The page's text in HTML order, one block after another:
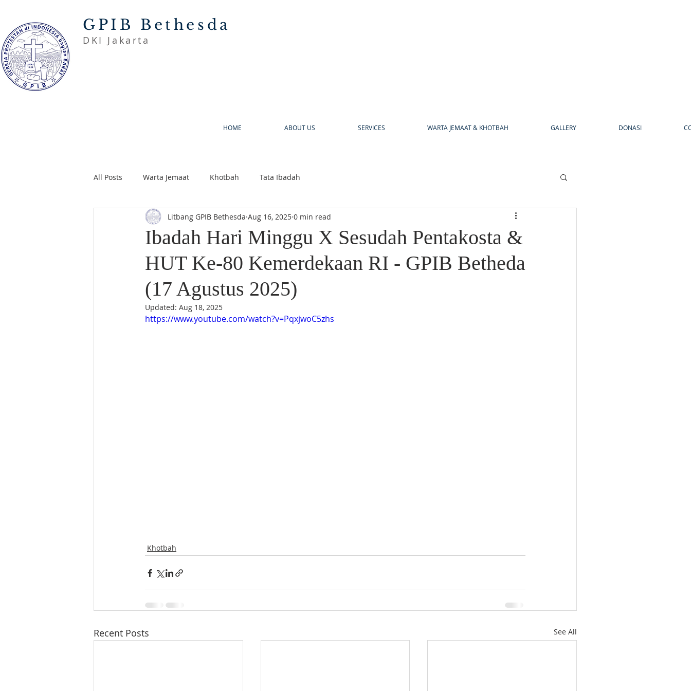
GPIB Bethesda
DKI Jakarta
HOME ABOUT US SERVICES WARTA JEMAAT & KHOTBAH GALLERY DONASI
All Posts Warta Jemaat Khotbah Tata Ibadah
Ibadah Hari Minggu X Sesudah Pentakosta &
HUT Ke-80 Kemerdekaan RI - GPIB Betheda
(17 Agustus 2025)
Litbang GPIB Bethesda Aug 16, 2025 0 min read
Updated: Aug 18, 2025
https://www.youtube.com/watch?v=PqxjwoC5zhs
Khotbah
Recent Posts See All